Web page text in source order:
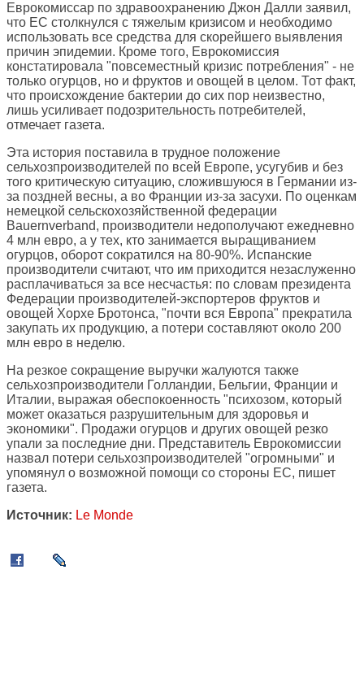
Еврокомиссар по здравоохранению Джон Далли заявил,
что ЕС столкнулся с тяжелым кризисом и необходимо
использовать все средства для скорейшего выявления
причин эпидемии. Кроме того, Еврокомиссия
констатировала "повсеместный кризис потребления" - не
только огурцов, но и фруктов и овощей в целом. Тот факт,
что происхождение бактерии до сих пор неизвестно,
лишь усиливает подозрительность потребителей,
отмечает газета.
Эта история поставила в трудное положение
сельхозпроизводителей по всей Европе, усугубив и без
того критическую ситуацию, сложившуюся в Германии из-
за поздней весны, а во Франции из-за засухи. По оценкам
немецкой сельскохозяйственной федерации
Bauernverband, производители недополучают ежедневно
4 млн евро, а у тех, кто занимается выращиванием
огурцов, оборот сократился на 80-90%. Испанские
производители считают, что им приходится незаслуженно
расплачиваться за все несчастья: по словам президента
Федерации производителей-экспортеров фруктов и
овощей Хорхе Бротонса, "почти вся Европа" прекратила
закупать их продукцию, а потери составляют около 200
млн евро в неделю.
На резкое сокращение выручки жалуются также
сельхозпроизводители Голландии, Бельгии, Франции и
Италии, выражая обеспокоенность "психозом, который
может оказаться разрушительным для здоровья и
экономики". Продажи огурцов и других овощей резко
упали за последние дни. Представитель Еврокомиссии
назвал потери сельхозпроизводителей "огромными" и
упомянул о возможной помощи со стороны ЕС, пишет
газета.
Источник: Le Monde